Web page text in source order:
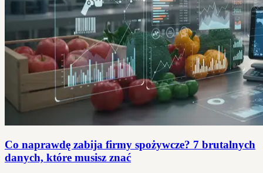
Co naprawdę zabija firmy spożywcze? 7 brutalnych
danych, które musisz znać